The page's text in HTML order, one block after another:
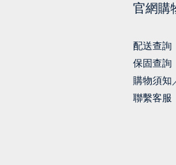
官網購
配送查詢
保固查詢
購物須知
聯繫客服